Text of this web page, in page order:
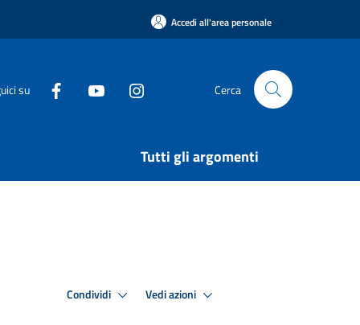
Accedi all'area personale
su Cerca
Tutti gli argomenti
Condividi Vedi azioni